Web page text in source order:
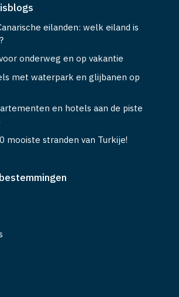
eilanden: welk eiland is
onderweg en op vakantie
met waterpark en glijbanen op
en hotels aan de piste
mooiste stranden van Turkije!